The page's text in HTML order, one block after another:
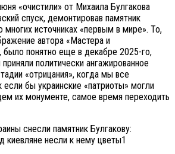
«очистили» от Михаила Булгакова
спуск, демонтировав памятник
многих источниках «первым в мире». То,
автора «Мастера и
было понятно еще в декабре 2025-го,
политически ангажированное
«отрицания», когда мы все
если бы украинские «патриоты» могли
их монументе, самое время переходить